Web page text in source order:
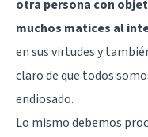
otra persona con
muchos matices al
en sus virtudes y
claro de que todos
endiosado.
Lo mismo debemos